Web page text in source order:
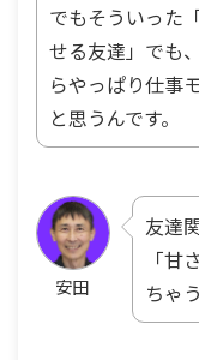
でもそういった
せる友達」でも
らやっぱり仕事
と思うんです。
安田
友達
「
ちゃ